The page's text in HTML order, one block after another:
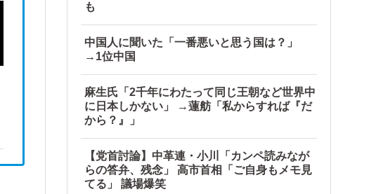
も
中国人に聞いた「一番悪いと思う国は？」
→1位中国
麻生氏「2千年にわたって同じ王朝など世界中
に日本しかない」 →蓮舫「私からすれば『だ
から？』」
【党首討論】中革連・小川「カンペ読みなが
らの答弁、残念」 高市首相「ご自身もメモ見
てる」 議場爆笑